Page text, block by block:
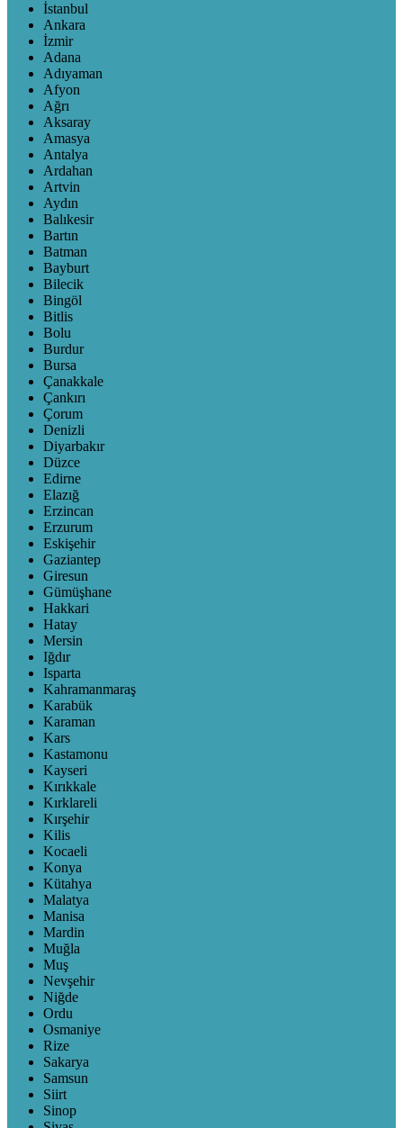
İstanbul
Ankara
İzmir
Adana
Adıyaman
Afyon
Ağrı
Aksaray
Amasya
Antalya
Ardahan
Artvin
Aydın
Balıkesir
Bartın
Batman
Bayburt
Bilecik
Bingöl
Bitlis
Bolu
Burdur
Bursa
Çanakkale
Çankırı
Çorum
Denizli
Diyarbakır
Düzce
Edirne
Elazığ
Erzincan
Erzurum
Eskişehir
Gaziantep
Giresun
Gümüşhane
Hakkari
Hatay
Mersin
Iğdır
Isparta
Kahramanmaraş
Karabük
Karaman
Kars
Kastamonu
Kayseri
Kırıkkale
Kırklareli
Kırşehir
Kilis
Kocaeli
Konya
Kütahya
Malatya
Manisa
Mardin
Muğla
Muş
Nevşehir
Niğde
Ordu
Osmaniye
Rize
Sakarya
Samsun
Siirt
Sinop